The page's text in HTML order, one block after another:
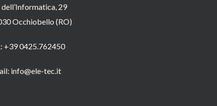
dell’Informatica, 29
Occhiobello (RO)
+39 0425.762450
info@ele-tec.it